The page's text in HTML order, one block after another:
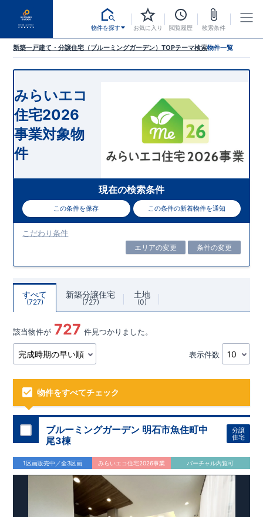
物件を探す お気に入り 閲覧履歴 検索条件
新築一戸建て・分譲住宅（ブルーミングガーデン）TOPテーマ検索物件一覧
みらいエコ
住宅2026
事業対象物
件
現在の検索条件
この条件を保存 この条件の新着物件を通知
こだわり条件
エリアの変更 条件の変更
すべて
727
新築分譲住宅
727
土地
0
該当物件が 727 件見つかりました。
表示件数
物件をすべてチェック
ブルーミングガーデン 明石市魚住町中
尾3棟
分譲
住宅
1区画販売中／全3区画 みらいエコ住宅2026事業 バーチャル内覧可